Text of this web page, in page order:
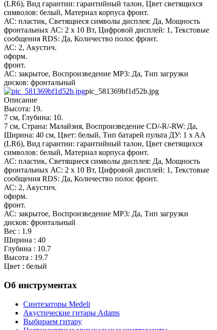
(LR6), Вид гарантии: гарантийный талон, Цвет светящихся
символов: белый, Материал корпуса фронт.
АС: пластик, Светящиеся символы дисплея: Да, Мощность
фронтальных АС: 2 x 10 Вт, Цифровой дисплей: 1, Текстовые
сообщения RDS: Да, Количество полос фронт.
АС: 2, Акустич.
оформ.
фронт.
АС: закрытое, Воспроизведение MP3: Да, Тип загрузки
дисков: фронтальный
pic_581369bf1d52b.jpg
Описание
Высота: 19.
7 см, Глубина: 10.
7 см, Страна: Малайзия, Воспроизведение CD/-R/-RW: Да,
Ширина: 40 см, Цвет: белый, Тип батарей пульта ДУ: 1 x AA
(LR6), Вид гарантии: гарантийный талон, Цвет светящихся
символов: белый, Материал корпуса фронт.
АС: пластик, Светящиеся символы дисплея: Да, Мощность
фронтальных АС: 2 x 10 Вт, Цифровой дисплей: 1, Текстовые
сообщения RDS: Да, Количество полос фронт.
АС: 2, Акустич.
оформ.
фронт.
АС: закрытое, Воспроизведение MP3: Да, Тип загрузки
дисков: фронтальный
Вес : 1.9
Ширина : 40
Глубина : 10.7
Высота : 19.7
Цвет : белый
Об инструментах
Синтезаторы Мedeli
Акустические гитары Adams
Выбираем гитару